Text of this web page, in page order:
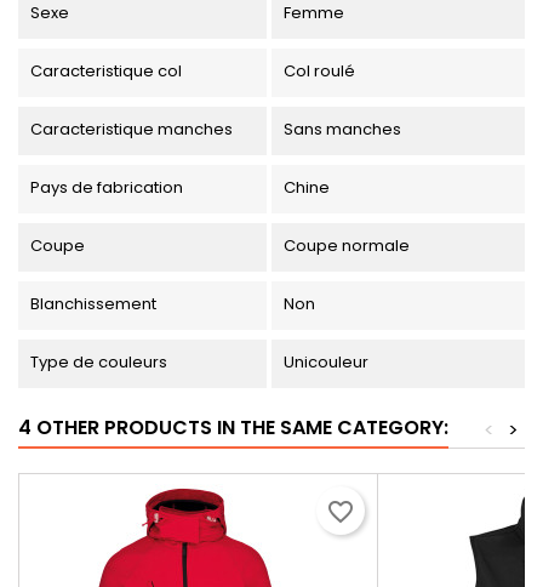
Sexe Femme
Caracteristique col Col roulé
Caracteristique manches Sans manches
Pays de fabrication Chine
Coupe Coupe normale
Blanchissement Non
Type de couleurs Unicouleur
4 OTHER PRODUCTS IN THE SAME CATEGORY: >
<
favorite_border